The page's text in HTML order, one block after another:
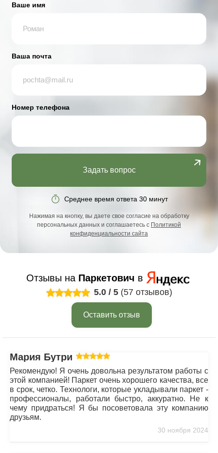
Ваше имя
Ваша почта
Номер телефона
Задать вопрос
Среднее время ответа 30 минут
Нажимая на кнопку, вы даете свое согласие на обработку
персональных данных и соглашаетесь с Политикой
конфиденциальности сайта
Отзывы на Паркетович в
5.0 / 5 (57 отзывов)
Оставить отзыв
Мария Бутрим
Рекомендую! Я очень довольна результатом работы с
этой компанией! Паркет очень хорошего качества, все
в срок, четко. Технологи, которые укладывали паркет -
профессионалы, работали быстро, аккуратно. Не к
чему придраться! Я бы посоветовала эту компанию
друзьям.
30 ноября 2024